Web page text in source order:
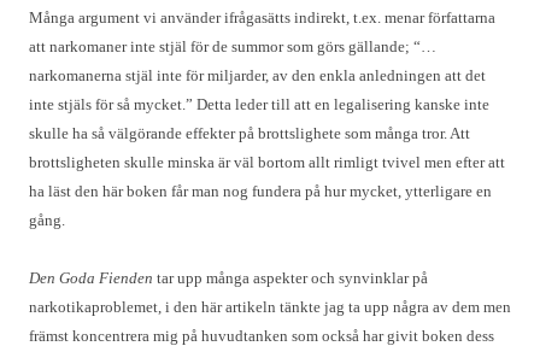
Många argument vi använder ifrågasätts indirekt, t.ex. menar författarna
att narkomaner inte stjäl för de summor som görs gällande; “…
narkomanerna stjäl inte för miljarder, av den enkla anledningen att det
inte stjäls för så mycket.” Detta leder till att en legalisering kanske inte
skulle ha så välgörande effekter på brottslighete som många tror. Att
brottsligheten skulle minska är väl bortom allt rimligt tvivel men efter att
ha läst den här boken får man nog fundera på hur mycket, ytterligare en
gång.
Den Goda Fienden tar upp många aspekter och synvinklar på
narkotikaproblemet, i den här artikeln tänkte jag ta upp några av dem men
främst koncentrera mig på huvudtanken som också har givit boken dess